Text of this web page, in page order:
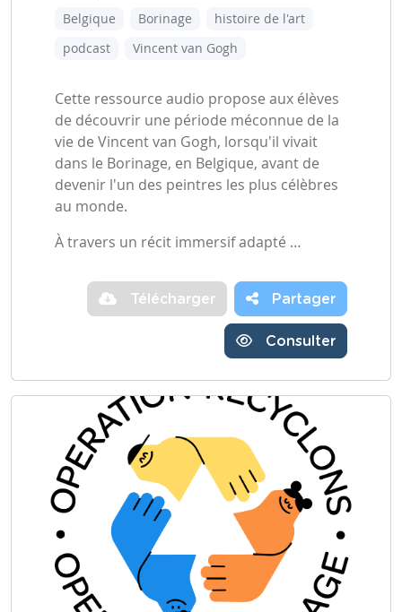
Belgique Borinage
histoire de l'art
podcast
Vincent van Gogh
Cette ressource audio propose aux élèves
de découvrir une période méconnue de la
vie de Vincent van Gogh, lorsqu'il vivait
dans le Borinage, en Belgique, avant de
devenir l'un des peintres les plus célèbres
au monde.
À travers un récit immersif adapté …
Télécharger Partager
Consulter